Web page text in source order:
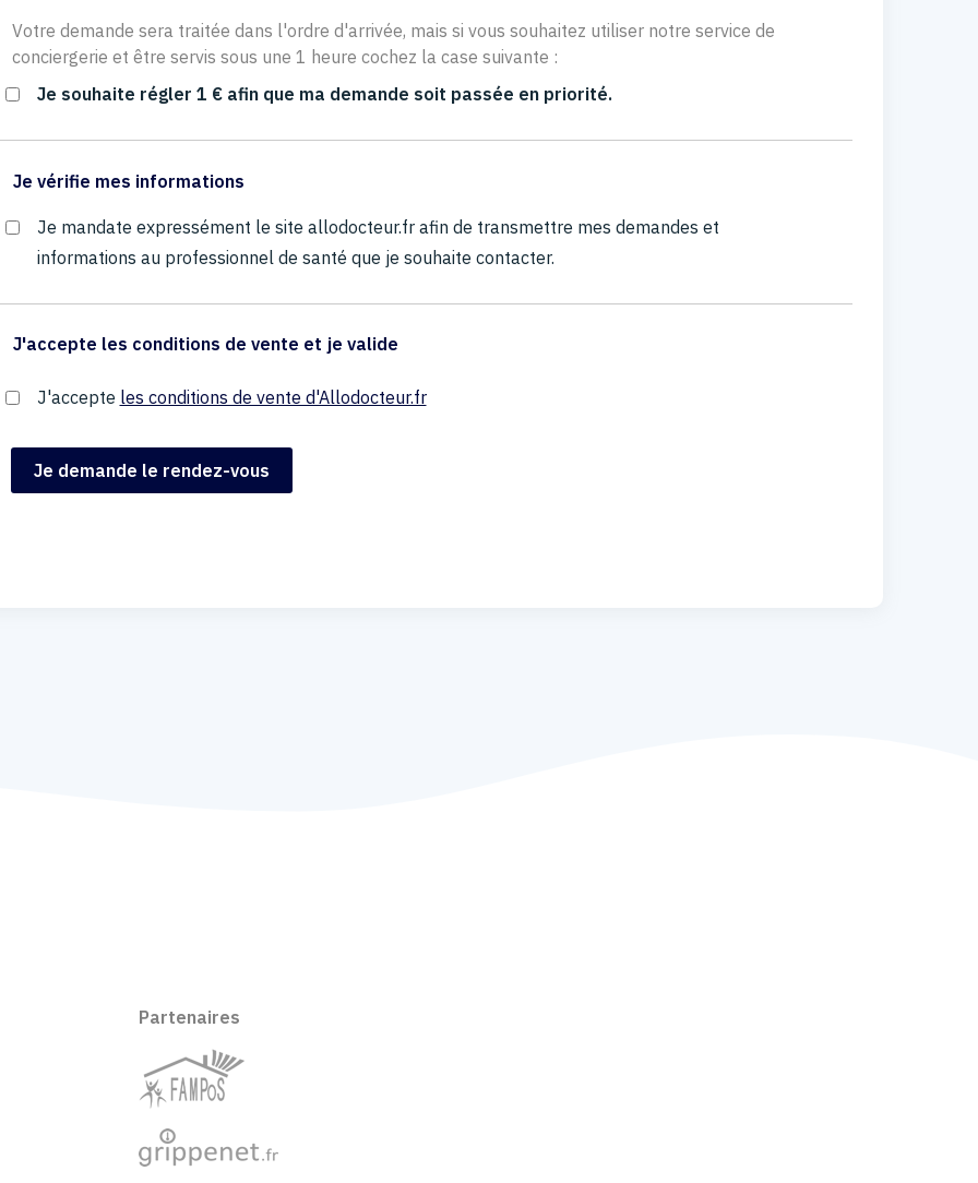
Votre demande sera traitée dans l'ordre d'arrivée, mais si vous souhaitez utiliser notre service de
conciergerie et être servis sous une 1 heure cochez la case suivante :
Je souhaite régler 1 € afin que ma demande soit passée en priorité.
Je vérifie mes informations
Je mandate expressément le site allodocteur.fr afin de transmettre mes demandes et
informations au professionnel de santé que je souhaite contacter.
J'accepte les conditions de vente et je valide
J'accepte les conditions de vente d'Allodocteur.fr
Partenaires